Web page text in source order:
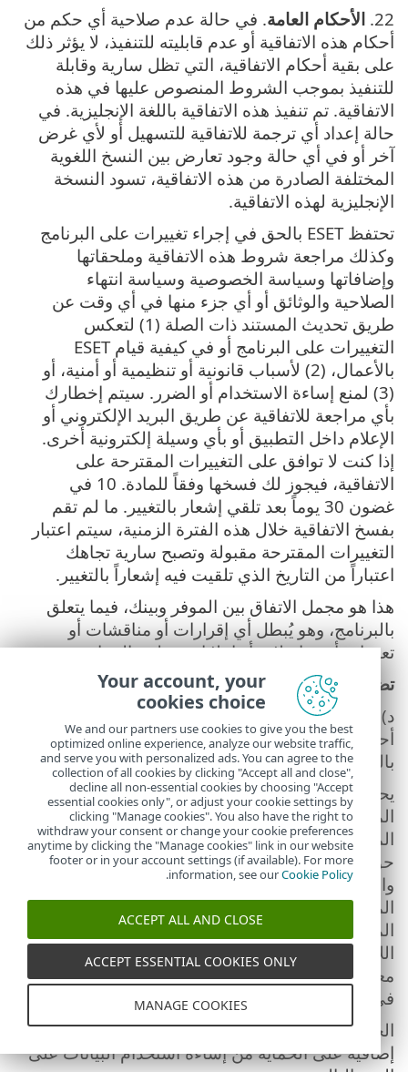
22. الأحكام العامة. في حالة عدم صلاحية أي حكم من
أحكام هذه الاتفاقية أو عدم قابليته للتنفيذ، لا يؤثر ذلك
على بقية أحكام الاتفاقية، التي تظل سارية وقابلة
للتنفيذ بموجب الشروط المنصوص عليها في هذه
الاتفاقية‎. تم تنفيذ هذه الاتفاقية باللغة الإنجليزية. في
حالة إعداد أي ترجمة للاتفاقية للتسهيل أو لأي غرض
آخر أو في أي حالة وجود تعارض بين النسخ اللغوية
المختلفة الصادرة من هذه الاتفاقية، تسود النسخة
الإنجليزية لهذه الاتفاقية.
تحتفظ ESET بالحق في إجراء تغييرات على البرنامج
وكذلك مراجعة شروط هذه الاتفاقية وملحقاتها
وإضافاتها وسياسة الخصوصية وسياسة انتهاء
الصلاحية والوثائق أو أي جزء منها في أي وقت عن
طريق تحديث المستند ذات الصلة (1) لتعكس
التغييرات على البرنامج أو في كيفية قيام ESET
بالأعمال، (2) لأسباب قانونية أو تنظيمية أو أمنية، أو
(3) لمنع إساءة الاستخدام أو الضرر. سيتم إخطارك
بأي مراجعة للاتفاقية عن طريق البريد الإلكتروني أو
الإعلام داخل التطبيق أو بأي وسيلة إلكترونية أخرى.
إذا كنت لا توافق على التغييرات المقترحة على
الاتفاقية، فيجوز لك فسخها وفقاً للمادة. 10 في
غضون 30 يوماً بعد تلقي إشعار بالتغيير. ما لم تقم
بفسخ الاتفاقية خلال هذه الفترة الزمنية، سيتم اعتبار
التغييرات المقترحة مقبولة وتصبح سارية تجاهك
اعتباراً من التاريخ الذي تلقيت فيه إشعاراً بالتغيير.
هذا هو مجمل الاتفاق بين الموفر وبينك، فيما يتعلق
بالبرنامج، وهو يُبطل أي إقرارات أو مناقشات أو
تعهدات أو مراسلات أو إعلانات تتعلق بالبرنامج.
تضاف إلى الاتفاقية
د)
تقييم الأمان للأجهزة المتصلة بالشبكة.
أحكام إضافية على تقييم الأمان للأجهزة المتصلة
بالشبكة على النحو التالي:
يحتوي البرنامج على وظيفة للتحقق من أمان الشبكة
المحلية للمستخدم النهائي وأمن الأجهزة في الشبكة
المحلية والتي تتطلب اسم الشبكة المحلية ومعلومات
حول الأجهزة في الشبكة المحلية مثل التواجد والنوع
والاسم وعنوان IP وعنوان MAC للجهاز في الشبكة
المحلية فيما يتعلق بمعلومات الترخيص. تتضمن
المعلومات أيضاً نوع الأمان اللاسلكي ونوع التشفير
اللاسلكي لأجهزة التوجيه. قد توفر هذه الوظيفة أيضاً
معلومات تتعلق بتوفر حل برامج الأمان لتأمين الأجهزة
في الشبكة المحلية.
الحماية من إساءة استخدام البيانات تنطبق أحكام
إضافية على الحماية من إساءة استخدام البيانات على
Your account, your
cookies choice
We and our partners use cookies to give you the best
optimized online experience, analyze our website traffic,
and serve you with personalized ads. You can agree to the
collection of all cookies by clicking "Accept all and close",
decline all non-essential cookies by choosing "Accept
essential cookies only", or adjust your cookie settings by
clicking "Manage cookies". You also have the right to
withdraw your consent or change your cookie preferences
anytime by clicking the "Manage cookies" link in our website
footer or in your account settings (if available). For more
information, see ourCookie Policy
.
ACCEPT ALL AND CLOSE
ACCEPT ESSENTIAL COOKIES ONLY
MANAGE COOKIES